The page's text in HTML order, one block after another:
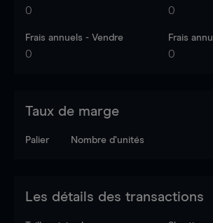
0 0
Frais annuels - Vendre
0
Frais
0
Taux de marge
Palier Nombre d’unités
Les détails des transactions